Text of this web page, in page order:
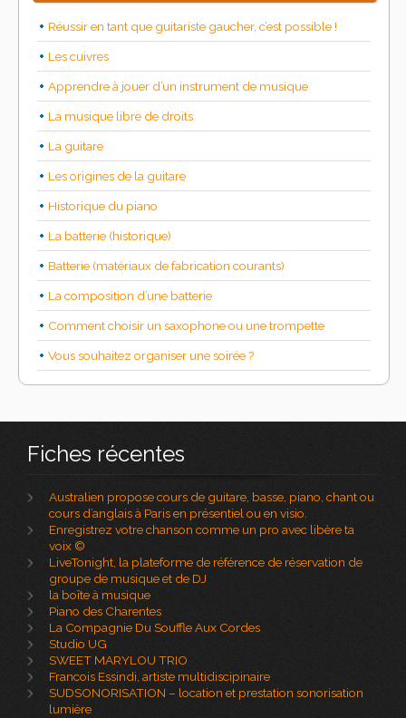
Réussir en tant que guitariste gaucher, c’est possible !
Les cuivres
Apprendre à jouer d’un instrument de musique
La musique libre de droits
La guitare
Les origines de la guitare
Historique du piano
La batterie (historique)
Batterie (matériaux de fabrication courants)
La composition d’une batterie
Comment choisir un saxophone ou une trompette
Vous souhaitez organiser une soirée ?
Fiches récentes
Australien propose cours de guitare, basse, piano, chant ou
cours d’anglais à Paris en présentiel ou en visio.
Enregistrez votre chanson comme un pro avec libère ta
voix ©
LiveTonight, la plateforme de référence de réservation de
groupe de musique et de DJ
la boîte à musique
Piano des Charentes
La Compagnie Du Souffle Aux Cordes
Studio UG
SWEET MARYLOU TRIO
Francois Essindi, artiste multidiscipinaire
SUDSONORISATION – location et prestation sonorisation
lumière